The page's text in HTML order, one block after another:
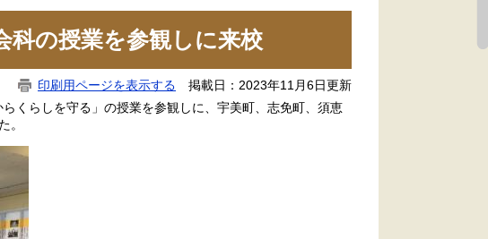
科の授業を参観しに来校
印刷用ページを表示する 掲載日：2023年11月6日更新
くらしを守る」の授業を参観しに、宇美町、志免町、須恵
。